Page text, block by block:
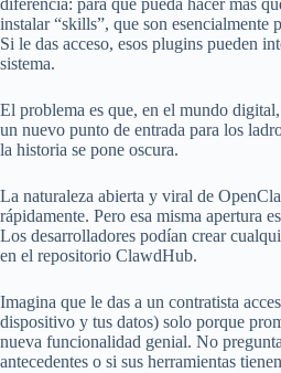
diferencia: para que pueda hacer más
instalar “skills”, que son esencialmente
Si le das acceso, esos plugins pueden
sistema.
El problema es que, en el mundo
un nuevo punto de entrada para los
la historia se pone oscura.
La naturaleza abierta y viral de
rápidamente. Pero esa misma apertura
Los desarrolladores podían crear
en el repositorio ClawdHub.
Imagina que le das a un contratista
dispositivo y tus datos) solo porque
nueva funcionalidad genial. No
antecedentes o si sus herramientas